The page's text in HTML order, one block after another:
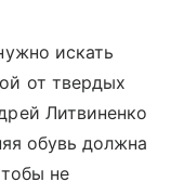
искать
от твердых
Литвиненко
обувь должна
не